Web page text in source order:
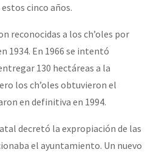
cinco años.
reconocidas a los ch’oles por
1934. En 1966 se intentó
130 hectáreas a la
los ch’oles obtuvieron el
en definitiva en 1994.
decretó la expropiación de las
el ayuntamiento. Un nuevo